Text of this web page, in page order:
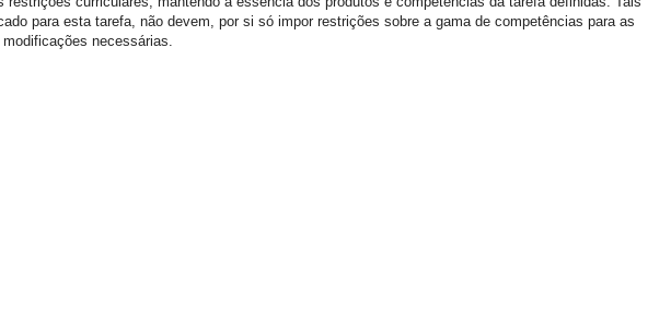
para esta tarefa, não devem, por si só impor restrições sobre a gama de competências para as
necessárias.